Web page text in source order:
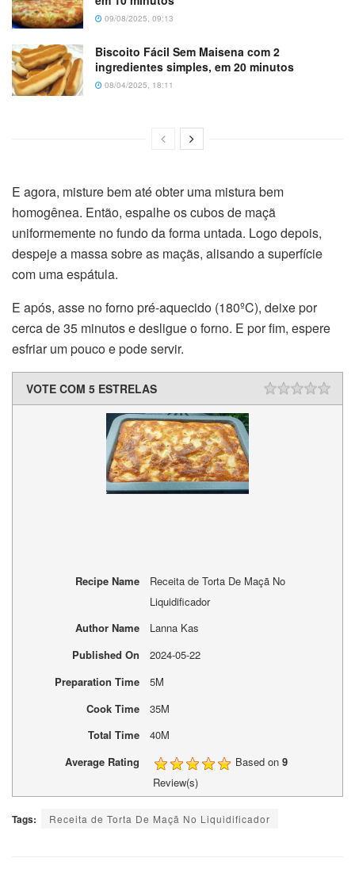
09/08/2025, 09:13
Biscoito Fácil Sem Maisena com 2
ingredientes simples, em 20 minutos
08/04/2025, 18:11
E agora, misture bem até obter uma mistura bem
homogênea. Então, espalhe os cubos de maçã
uniformemente no fundo da forma untada. Logo depois,
despeje a massa sobre as maçãs, alisando a superfície
com uma espátula.
E após, asse no forno pré-aquecido (180ºC), deixe por
cerca de 35 minutos e desligue o forno. E por fim, espere
esfriar um pouco e pode servir.
VOTE COM 5 ESTRELAS
Recipe Name
Receita de Torta De Maçã No
Liquidificador
Author Name
Lanna Kas
Published On
2024-05-22
Preparation Time
5M
Cook Time
35M
Total Time
40M
Average Rating
Based on 9
Review(s)
Tags: Receita de Torta De Maçã No Liquidificador